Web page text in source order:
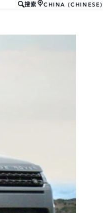
搜索 CHINA (CHINESE)